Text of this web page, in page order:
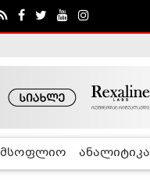
მსოფლიო ანალიტიკა